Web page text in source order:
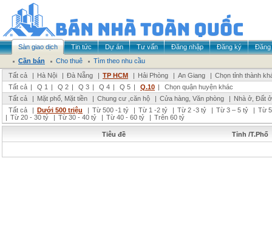
Sàn giao dịch Tin tức Dự án Tư vấn Đăng nhập Đăng ký
Đăng
Cần bán
Cho thuê
Tìm theo nhu cầu
Tất cả
| Hà Nội | Đà Nẵng | TP HCM | Hải Phòng | An Giang | Chọn tỉnh thành
Tất cả | Q 1 | Q 2 | Q 3 | Q 4 | Q 5 | Q.10 |
Chọn quận huyện khác
Tất cả
| Mặt phố, Mặt tiền | Chung cư ,căn hộ | Cửa hàng, Văn phòng | Nhà ở, Đất ở
Tất cả
| Dưới 500 triệu | Từ 500 -1 tỷ | Từ 1 -2 tỷ | Từ 2 -3 tỷ | Từ 3 – 5 tỷ | Từ
| Từ 20 - 30 tỷ | Từ 30 - 40 tỷ | Từ 40 - 60 tỷ | Trên 60 tỷ
Tiêu đề Tỉnh /T.Phố